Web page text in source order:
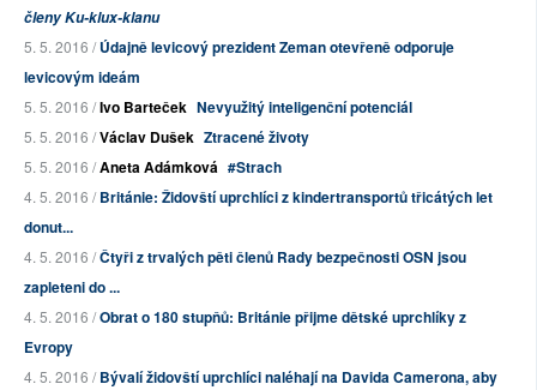
členy Ku-klux-klanu
5. 5. 2016 /Údajně levicový prezident Zeman otevřeně odporuje
levicovým ideám
5. 5. 2016 /Ivo Barteček Nevyužitý inteligenční potenciál
5. 5. 2016 /Václav Dušek Ztracené životy
5. 5. 2016 /Aneta Adámková #Strach
4. 5. 2016 /Británie: Židovští uprchlíci z kindertransportů třicátých let
donut...
4. 5. 2016 /Čtyři z trvalých pěti členů Rady bezpečnosti OSN jsou
zapleteni do ...
4. 5. 2016 /Obrat o 180 stupňů: Británie přijme dětské uprchlíky z
Evropy
4. 5. 2016 /Bývalí židovští uprchlíci naléhají na Davida Camerona, aby